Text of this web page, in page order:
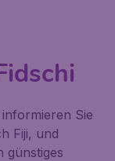
Sie
Fiji, und
günstiges